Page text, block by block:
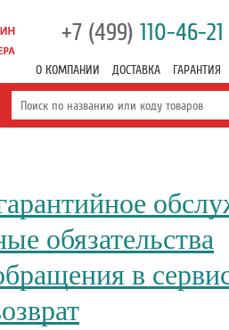
+7 (499) 110-46-21
О КОМПАНИИ ДОСТАВКА ГАРАНТИЯ
обязательства
в